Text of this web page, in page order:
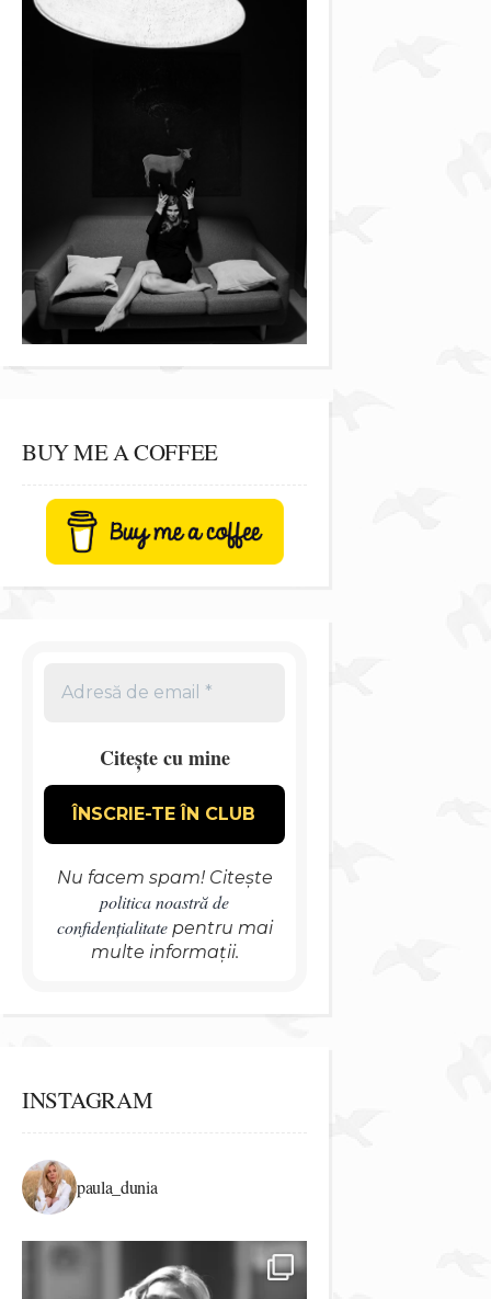
BUY ME A COFFEE
Citește cu mine
Nu facem spam! Citește
politica noastră de
confidențialitatepentru mai
multe informații.
INSTAGRAM
paula_dunia